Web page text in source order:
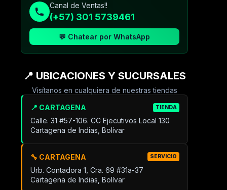
Canal de Ventas!!
(+57) 301 5739461
💬 Chatear por WhatsApp
📍 UBICACIONES Y SUCURSALES
Visítanos en cualquiera de nuestras tiendas
📍 CARTAGENA TIENDA
Calle. 31 #57-106. CC Ejecutivos Local 130
Cartagena de Indias, Bolívar
🔧 CARTAGENA SERVICIO
Urb. Contadora 1, Cra. 69 #31a-37
Cartagena de Indias, Bolívar